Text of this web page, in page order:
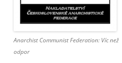
Anarchist Communist Federation: Víc než
odpor